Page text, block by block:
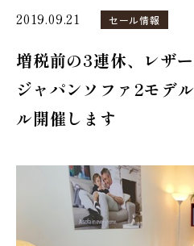
2019.09.21 セール情報
増税前の3連休、レザ
ジャパンソファ2モデ
ル開催します